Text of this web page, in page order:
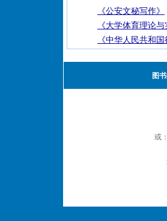
《公安文秘写作》
《大学体育理论与
《中华人民共和
图
或